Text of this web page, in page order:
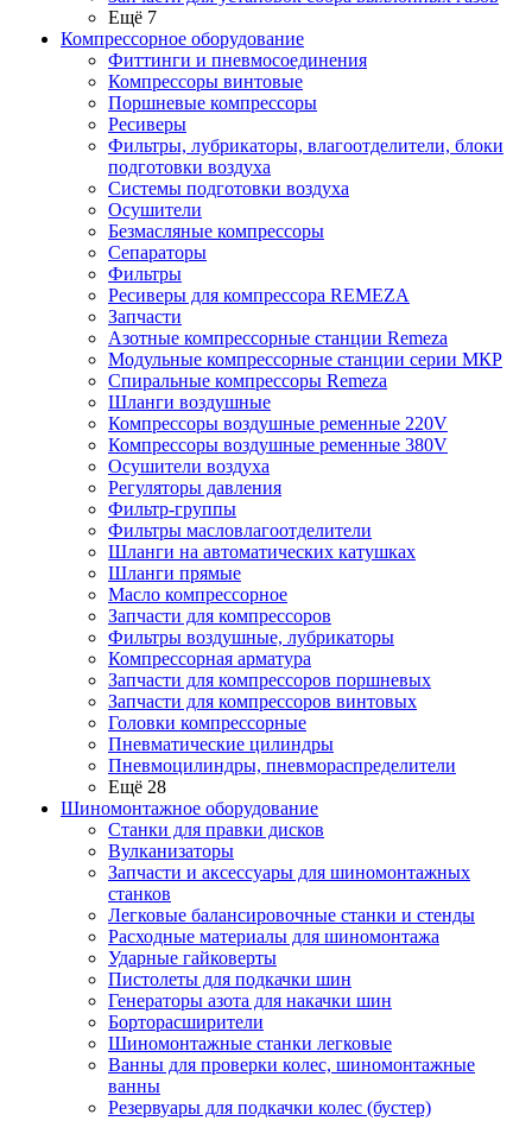
Ещё 7
Компрессорное оборудование
Фиттинги и пневмосоединения
Компрессоры винтовые
Поршневые компрессоры
Ресиверы
Фильтры, лубрикаторы, влагоотделители, блоки
подготовки воздуха
Системы подготовки воздуха
Осушители
Безмасляные компрессоры
Сепараторы
Фильтры
Ресиверы для компрессора REMEZA
Запчасти
Азотные компрессорные станции Remeza
Модульные компрессорные станции серии МКР
Спиральные компрессоры Remeza
Шланги воздушные
Компрессоры воздушные ременные 220V
Компрессоры воздушные ременные 380V
Осушители воздуха
Регуляторы давления
Фильтр-группы
Фильтры масловлагоотделители
Шланги на автоматических катушках
Шланги прямые
Масло компрессорное
Запчасти для компрессоров
Фильтры воздушные, лубрикаторы
Компрессорная арматура
Запчасти для компрессоров поршневых
Запчасти для компрессоров винтовых
Головки компрессорные
Пневматические цилиндры
Пневмоцилиндры, пневмораспределители
Ещё 28
Шиномонтажное оборудование
Станки для правки дисков
Вулканизаторы
Запчасти и аксессуары для шиномонтажных
станков
Легковые балансировочные станки и стенды
Расходные материалы для шиномонтажа
Ударные гайковерты
Пистолеты для подкачки шин
Генераторы азота для накачки шин
Борторасширители
Шиномонтажные станки легковые
Ванны для проверки колес, шиномонтажные
ванны
Резервуары для подкачки колес (бустер)